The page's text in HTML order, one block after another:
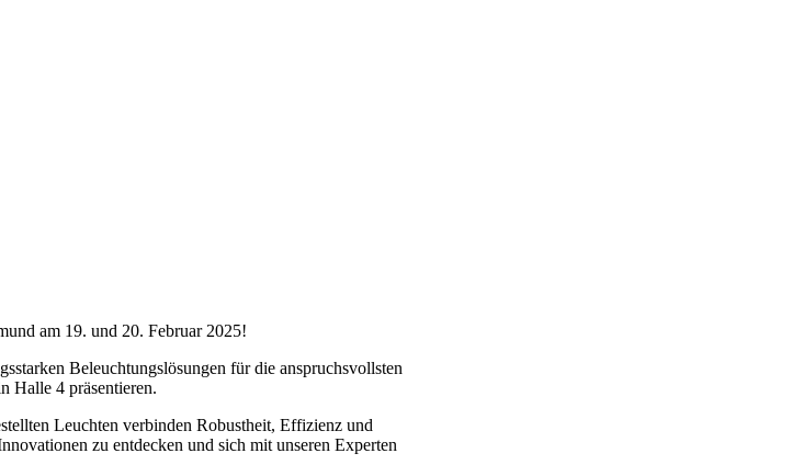
am 19. und 20. Februar 2025!
Beleuchtungslösungen für die anspruchsvollsten
Halle 4 präsentieren.
Leuchten verbinden Robustheit, Effizienz und
zu entdecken und sich mit unseren Experten